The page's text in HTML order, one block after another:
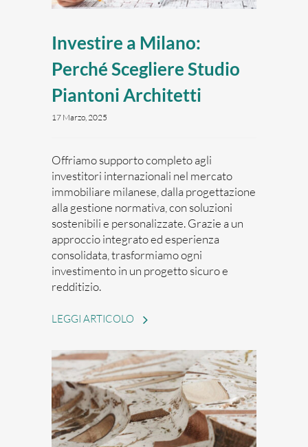
Investire a Milano:
Perché Scegliere Studio
Piantoni Architetti
17 Marzo, 2025
Offriamo supporto completo agli
investitori internazionali nel mercato
immobiliare milanese, dalla progettazione
alla gestione normativa, con soluzioni
sostenibili e personalizzate. Grazie a un
approccio integrato ed esperienza
consolidata, trasformiamo ogni
investimento in un progetto sicuro e
redditizio.